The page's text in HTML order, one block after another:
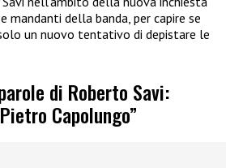
mandanti della banda, per capire se
un nuovo tentativo di depistare le
di Roberto Savi:
Capolungo”